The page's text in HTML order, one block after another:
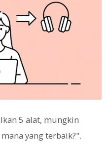
5 alat, mungkin
yang terbaik?".